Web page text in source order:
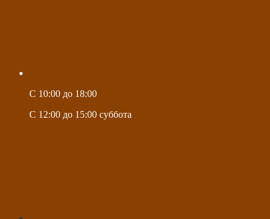
C 10:00 до 18:00
C 12:00 до 15:00 суббота